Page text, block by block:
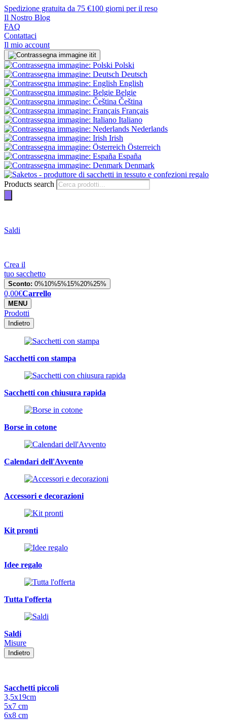
Spedizione gratuita da 75 €100 giorni per il reso
Il Nostro Blog
FAQ
Contattaci
Il mio account
it
Polski
Deutsch
English
Belgie
Čeština
Français
Italiano
Nederlands
Irish
Österreich
España
Denmark
Products search
Saldi
Crea il
tuo sacchetto
Sconto: 0%10%5%15%20%25%
0,00€Carrello
MENU
Prodotti
Indietro
Sacchetti con stampa
Sacchetti con chiusura rapida
Borse in cotone
Calendari dell'Avvento
Accessori e decorazioni
Kit pronti
Idee regalo
Tutta l'offerta
Saldi
Misure
Indietro
Sacchetti piccoli
3,5x19cm
5x7 cm
6x8 cm